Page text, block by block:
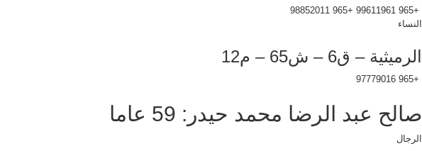
+965 99611961 +965 98852011
النساء
الرميثية – ق6 – ش65 – م12
+965 97779016
صالح عبد الرضا محمد حيدر: 59 عاما
الرجال